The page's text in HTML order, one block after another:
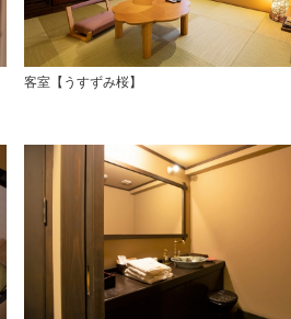
客室【うすずみ桜】